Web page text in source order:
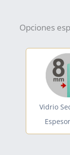
Opciones
Vidrio